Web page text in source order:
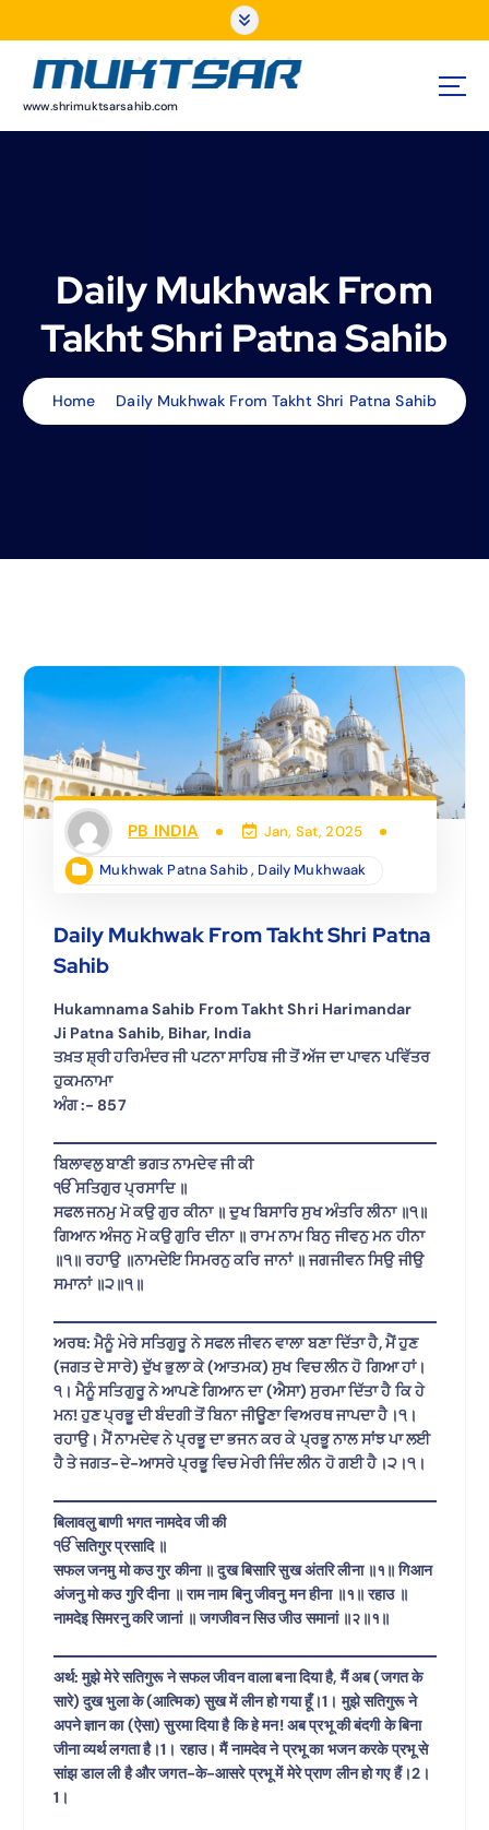
o
www.shrimuktsarsahib.com
Daily Mukhwak From
Takht Shri Patna Sahib
Home Daily Mukhwak From Takht Shri Patna Sahib
PB INDIA Jan, Sat, 2025
Mukhwak Patna Sahib, Daily Mukhwaak
Daily Mukhwak From Takht Shri Patna
Sahib
Hukamnama Sahib From Takht Shri Harimandar
Ji Patna Sahib, Bihar, India
ਤਖ਼ਤ ਸ਼੍ਰੀ ਹਰਿਮੰਦਰ ਜੀ ਪਟਨਾ ਸਾਹਿਬ ਜੀ ਤੋਂ ਅੱਜ ਦਾ ਪਾਵਨ ਪਵਿੱਤਰ
ਹੁਕਮਨਾਮਾ
ਅੰਗ :- 857
ਬਿਲਾਵਲੁ ਬਾਣੀ ਭਗਤ ਨਾਮਦੇਵ ਜੀ ਕੀ
ੴ ਸਤਿਗੁਰ ਪ੍ਰਸਾਦਿ ॥
ਸਫਲ ਜਨਮੁ ਮੋ ਕਉ ਗੁਰ ਕੀਨਾ ॥ ਦੁਖ ਬਿਸਾਰਿ ਸੁਖ ਅੰਤਰਿ ਲੀਨਾ ॥੧॥
ਗਿਆਨ ਅੰਜਨੁ ਮੋ ਕਉ ਗੁਰਿ ਦੀਨਾ ॥ ਰਾਮ ਨਾਮ ਬਿਨੁ ਜੀਵਨੁ ਮਨ ਹੀਨਾ
॥੧॥ ਰਹਾਉ ॥ਨਾਮਦੇਇ ਸਿਮਰਨੁ ਕਰਿ ਜਾਨਾਂ ॥ ਜਗਜੀਵਨ ਸਿਉ ਜੀਉ
ਸਮਾਨਾਂ ॥੨॥੧॥
ਅਰਥ: ਮੈਨੂੰ ਮੇਰੇ ਸਤਿਗੁਰੂ ਨੇ ਸਫਲ ਜੀਵਨ ਵਾਲਾ ਬਣਾ ਦਿੱਤਾ ਹੈ, ਮੈਂ ਹੁਣ
(ਜਗਤ ਦੇ ਸਾਰੇ) ਦੁੱਖ ਭੁਲਾ ਕੇ (ਆਤਮਕ) ਸੁਖ ਵਿਚ ਲੀਨ ਹੋ ਗਿਆ ਹਾਂ।
੧। ਮੈਨੂੰ ਸਤਿਗੁਰੂ ਨੇ ਆਪਣੇ ਗਿਆਨ ਦਾ (ਐਸਾ) ਸੁਰਮਾ ਦਿੱਤਾ ਹੈ ਕਿ ਹੇ
ਮਨ! ਹੁਣ ਪ੍ਰਭੂ ਦੀ ਬੰਦਗੀ ਤੋਂ ਬਿਨਾ ਜੀਊਣਾ ਵਿਅਰਥ ਜਾਪਦਾ ਹੈ।੧।
ਰਹਾਉ। ਮੈਂ ਨਾਮਦੇਵ ਨੇ ਪ੍ਰਭੂ ਦਾ ਭਜਨ ਕਰ ਕੇ ਪ੍ਰਭੂ ਨਾਲ ਸਾਂਝ ਪਾ ਲਈ
ਹੈ ਤੇ ਜਗਤ-ਦੇ-ਆਸਰੇ ਪ੍ਰਭੂ ਵਿਚ ਮੇਰੀ ਜਿੰਦ ਲੀਨ ਹੋ ਗਈ ਹੈ।੨।੧।
बिलावलु बाणी भगत नामदेव जी की
ੴ सतिगुर प्रसादि ॥
सफल जनमु मो कउ गुर कीना ॥ दुख बिसारि सुख अंतरि लीना ॥१॥ गिआन
अंजनु मो कउ गुरि दीना ॥ राम नाम बिनु जीवनु मन हीना ॥१॥ रहाउ ॥
नामदेइ सिमरनु करि जानां ॥ जगजीवन सिउ जीउ समानां ॥२॥१॥
अर्थ: मुझे मेरे सतिगुरू ने सफल जीवन वाला बना दिया है, मैं अब (जगत के
सारे) दुख भुला के (आत्मिक) सुख में लीन हो गया हूँ।1। मुझे सतिगुरू ने
अपने ज्ञान का (ऐसा) सुरमा दिया है कि हे मन! अब प्रभू की बंदगी के बिना
जीना व्यर्थ लगता है।1। रहाउ। मैं नामदेव ने प्रभू का भजन करके प्रभू से
सांझ डाल ली है और जगत-के-आसरे प्रभू में मेरे प्राण लीन हो गए हैं।2।
1।